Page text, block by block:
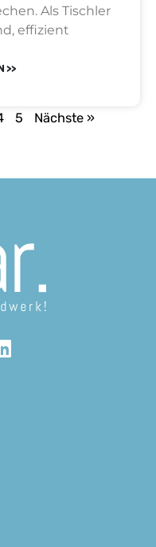
Als Tischler
effizient
>>
5 Nächste »
Linkedin